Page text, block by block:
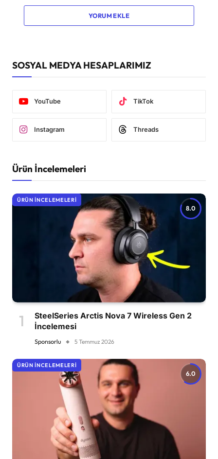
YORUM EKLE
SOSYAL MEDYA HESAPLARIMIZ
YouTube TikTok
Instagram Threads
Ürün İncelemeleri
8.0
ÜRÜN İNCELEMELERI
SteelSeries Arctis Nova 7 Wireless Gen 2
İncelemesi
Sponsorlu 5 Temmuz 2026
6.0
ÜRÜN İNCELEMELERI